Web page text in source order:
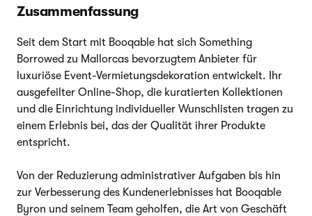
Zusammenfassung
Seit dem Start mit Booqable hat sich Something
Borrowed zu Mallorcas bevorzugtem Anbieter für
luxuriöse Event-Vermietungsdekoration entwickelt. Ihr
ausgefeilter Online-Shop, die kuratierten Kollektionen
und die Einrichtung individueller Wunschlisten tragen zu
einem Erlebnis bei, das der Qualität ihrer Produkte
entspricht.
Von der Reduzierung administrativer Aufgaben bis hin
zur Verbesserung des Kundenerlebnisses hat Booqable
Byron und seinem Team geholfen, die Art von Geschäft